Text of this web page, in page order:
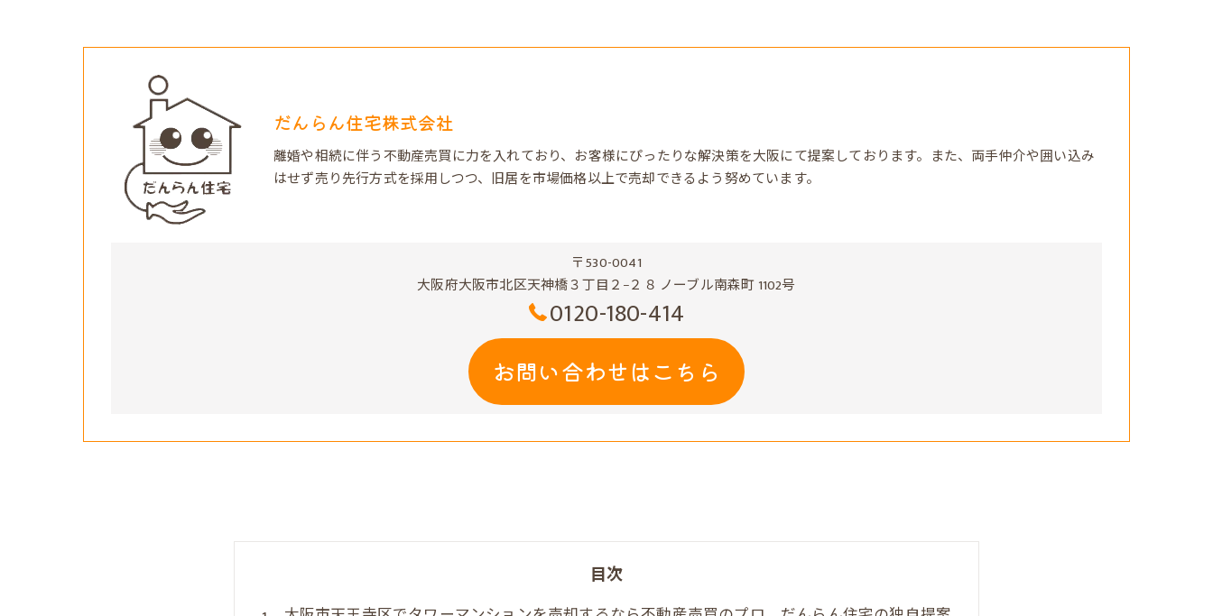
だんらん住宅株式会社
離婚や相続に伴う不動産売買に力を入れており、お客様にぴったりな解決策を大阪にて提案しております。また、両手仲介や囲い込み
はせず売り先行方式を採用しつつ、旧居を市場価格以上で売却できるよう努めています。
〒530-0041
大阪府大阪市北区天神橋３丁目２−２８ ノーブル南森町 1102号
0120-180-414
お問い合わせはこちら
目次